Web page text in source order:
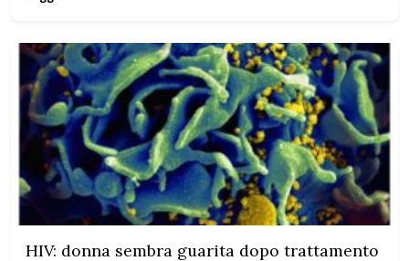
HIV: donna sembra guarita dopo trattamento